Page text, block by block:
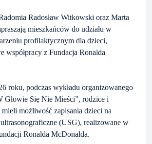
Radosław Witkowski oraz Marta
mieszkańców do udziału w
profilaktycznym dla dzieci,
współpracy z Fundacja Ronalda
roku, podczas wykładu organizowanego
Głowie Się Nie Mieści”, rodzice i
możliwość zapisania dzieci na
ultrasonograficzne (USG), realizowane w
Ronalda McDonalda.